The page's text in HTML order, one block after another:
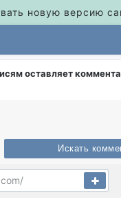
новую версию
оставляет
Искать